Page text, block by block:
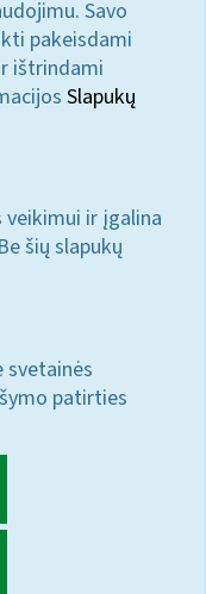
Savo
pakeisdami
ištrindami
Slapukų
ir įgalina
šių slapukų
patirties